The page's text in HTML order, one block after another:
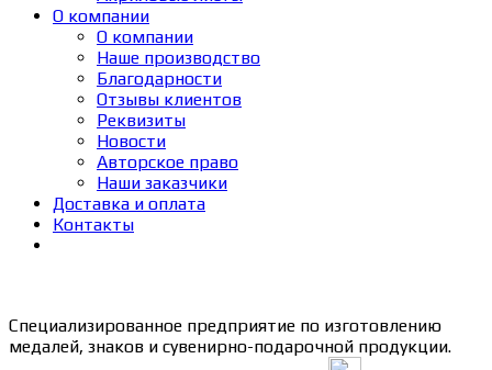
О компании
О компании
Наше производство
Благодарности
Отзывы клиентов
Реквизиты
Новости
Авторское право
Наши заказчики
Доставка и оплата
Контакты
Специализированное предприятие по изготовлению
медалей, знаков и сувенирно-подарочной продукции.